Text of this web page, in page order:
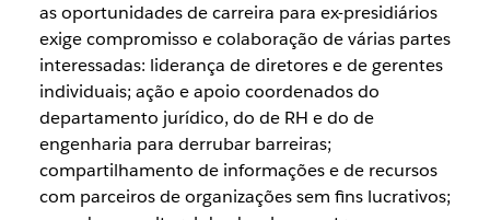
as oportunidades de carreira para ex-presidiários
exige compromisso e colaboração de várias partes
interessadas: liderança de diretores e de gerentes
individuais; ação e apoio coordenados do
departamento jurídico, do de RH e do de
engenharia para derrubar barreiras;
compartilhamento de informações e de recursos
com parceiros de organizações sem fins lucrativos;